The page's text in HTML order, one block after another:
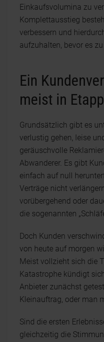
Einkaufsvolumina zu
Komplettausstieg
verbessern und
aufzuhalten, bevor es
Ein
meist in
Grundsätzlich gibt es
verlustig gehen, leise
geräuschvolle
Abwanderer. Es gibt
einfach auf null
Verträge nicht
vorübergehend oder
die sogenannten
Doch Kunden
von heute auf morgen
Meist vollzieht sich die
Katastrophe kündigt
Anbieter zunächst
Kleinauftrag, oder man
Sind die ersten
gleichzeitig die